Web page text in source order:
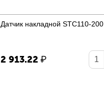
Датчик накладной STC110-200
2 913.22 ₽